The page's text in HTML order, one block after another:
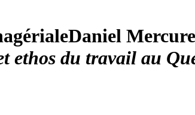
Daniel Mercure
ethos du travail au